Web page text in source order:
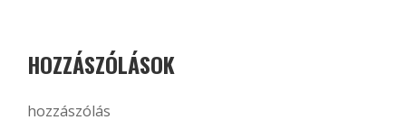
HOZZÁSZÓLÁSOK
hozzászólás